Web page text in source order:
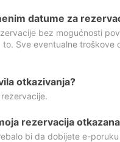
datume za
bez mogućnosti
Sve eventualne
otkazivanja?
rezervacija
bi da dobijete e-